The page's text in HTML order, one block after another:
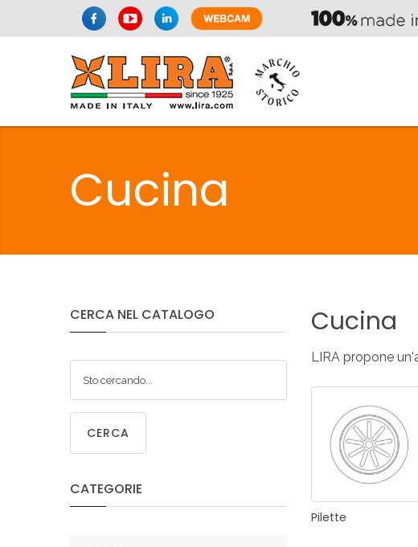
SIFONI SPAZIO
CUCINA
SIFONI PER
SANITARI
LA CUCINA
SIFONI PER
Cucina
CERCA NEL CATALOGO
CERCA
CATEGORIE
Cucina
LIRA propone
Pilette